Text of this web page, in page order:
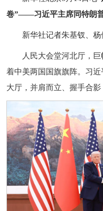
卷”——习近平主席同特朗
新华社记者朱基钗、
人民大会堂河北厅，
着中美两国国旗旗阵。习
大厅，并肩而立、握手合影